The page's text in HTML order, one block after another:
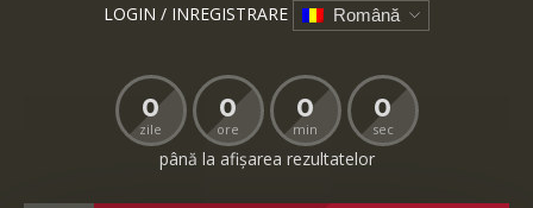
LOGIN / INREGISTRARE Română
0
zile
0
ore
0
min
0
sec
până la afișarea rezultatelor